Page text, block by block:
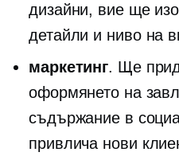
дизайни, вие ще
детайли и ниво на
маркетинг. Ще
оформянето на
съдържание в
привлича нови